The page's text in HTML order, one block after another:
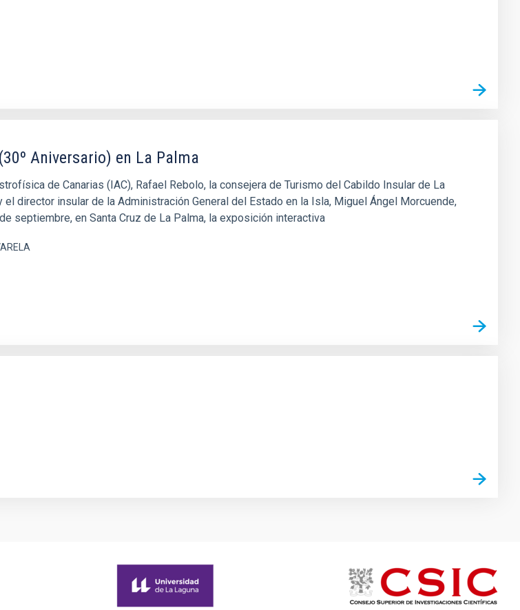
Aniversario) en La Palma
de Canarias (IAC), Rafael Rebolo, la consejera de Turismo del Cabildo Insular de La
el director insular de la Administración General del Estado en la Isla, Miguel Ángel Morcuende,
septiembre, en Santa Cruz de La Palma, la exposición interactiva